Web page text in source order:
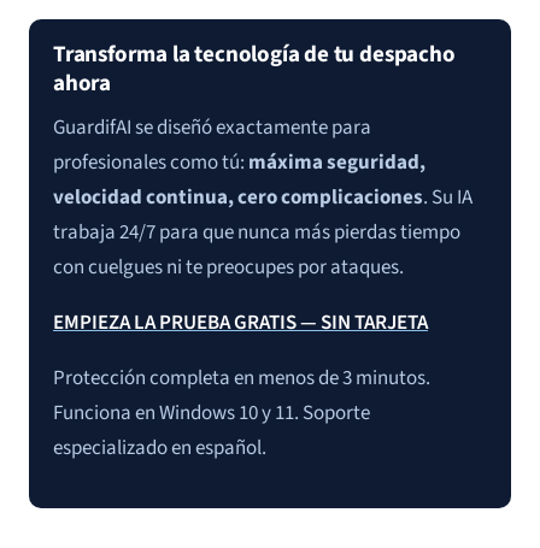
Transforma la tecnología de tu despacho
ahora
GuardifAI se diseñó exactamente para
profesionales como tú: máxima seguridad,
velocidad continua, cero complicaciones. Su IA
trabaja 24/7 para que nunca más pierdas tiempo
con cuelgues ni te preocupes por ataques.
EMPIEZA LA PRUEBA GRATIS — SIN TARJETA
Protección completa en menos de 3 minutos.
Funciona en Windows 10 y 11. Soporte
especializado en español.